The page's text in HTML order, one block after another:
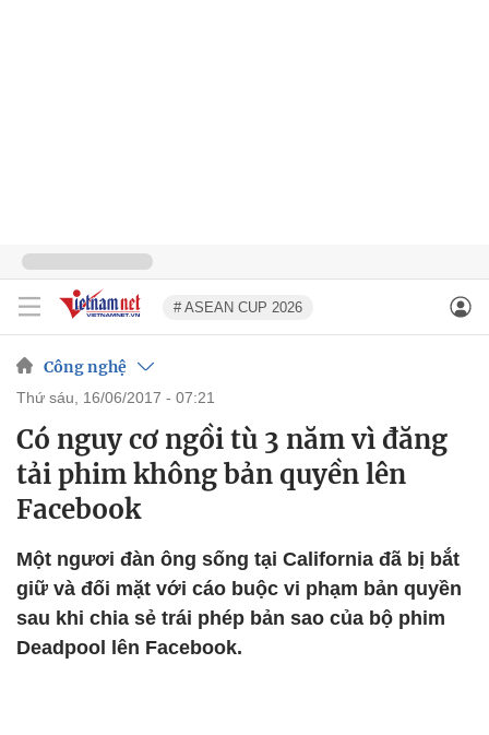
# ASEAN CUP 2026
Công nghệ
thứ sáu, 16/06/2017 - 07:21
Có nguy cơ ngồi tù 3 năm vì đăng
tải phim không bản quyền lên
Facebook
Một ngươi đàn ông sống tại California đã bị bắt
giữ và đối mặt với cáo buộc vi phạm bản quyền
sau khi chia sẻ trái phép bản sao của bộ phim
Deadpool lên Facebook.